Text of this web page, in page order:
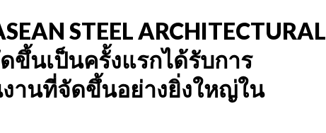
STEEL ARCHITECTURAL
ขึ้นเป็นครั้งแรกได้รับการ
านที่จัดขึ้นอย่างยิ่งใหญ่ใน